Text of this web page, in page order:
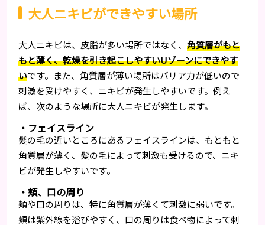
大人ニキビができやすい場所
大人ニキビは、皮脂が多い場所ではなく、角質層がもと
もと薄く、乾燥を引き起こしやすいUゾーンにできやす
いです。また、角質層が薄い場所はバリア力が低いので
刺激を受けやすく、ニキビが発生しやすいです。例え
ば、次のような場所に大人ニキビが発生します。
・フェイスライン
髪の毛の近いところにあるフェイスラインは、もともと
角質層が薄く、髪の毛によって刺激も受けるので、ニキ
ビが発生しやすいです。
・頬、口の周り
頬や口の周りは、特に角質層が薄くて刺激に弱いです。
頬は紫外線を浴びやすく、口の周りは食べ物によって刺